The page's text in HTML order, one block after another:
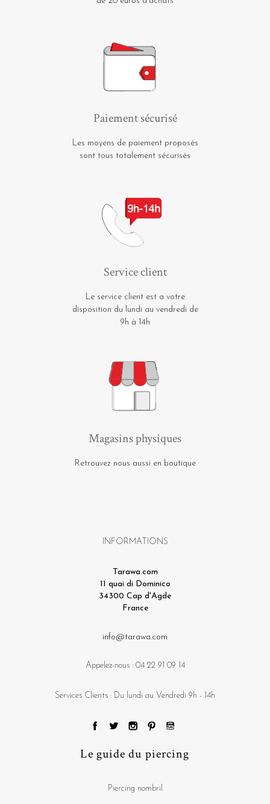
Paiement sécurisé
Les moyens de paiement proposés
sont tous totalement sécurisés
Service client
Le service client est a votre
disposition du lundi au vendredi de
9h à 14h
Magasins physiques
Retrouvez nous aussi en boutique
INFORMATIONS
Tarawa.com
11 quai di Dominico
34300 Cap d'Agde
France
info@tarawa.com
Appelez-nous : 04 22 91 09 14
Services Clients : Du lundi au Vendredi 9h - 14h
Le guide du piercing
Piercing nombril